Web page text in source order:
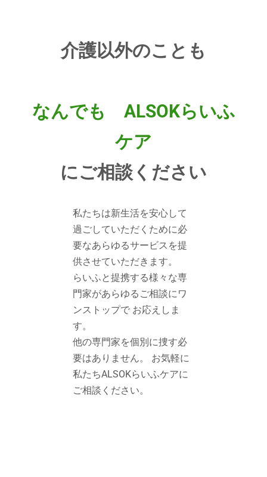
介護以外のことも
なんでも　ALSOKらいふ
ケア
にご相談ください
私たちは新生活を安心して
過ごしていただくために必
要なあらゆるサービスを提
供させていただきます。
らいふと提携する様々な専
門家があらゆるご相談にワ
ンストップで お応えしま
す。
他の専門家を個別に捜す必
要はありません。 お気軽に
私たちALSOKらいふケアに
ご相談ください。